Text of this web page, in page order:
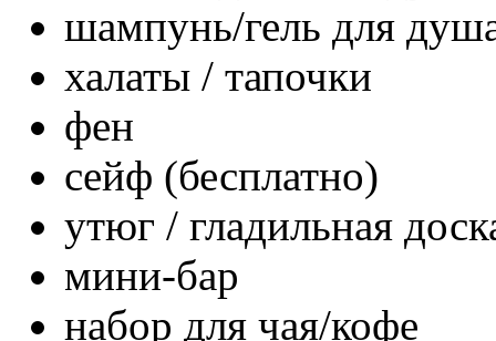
шампунь/гель для
халаты / тапочки
фен
сейф (бесплатно)
утюг / гладильная
мини-бар
набор для чая/кофе